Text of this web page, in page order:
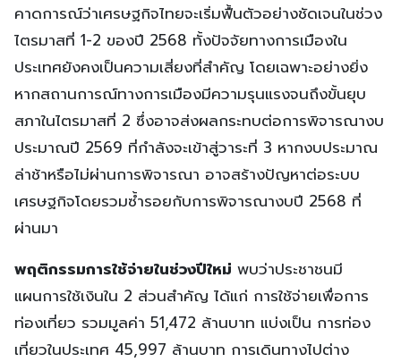
คาดการณ์ว่าเศรษฐกิจไทยจะเริ่มฟื้นตัวอย่างชัดเจนในช่วง
ไตรมาสที่ 1-2 ของปี 2568 ทั้งปัจจัยทางการเมืองใน
ประเทศยังคงเป็นความเสี่ยงที่สำคัญ โดยเฉพาะอย่างยิ่ง
หากสถานการณ์ทางการเมืองมีความรุนแรงจนถึงขั้นยุบ
สภาในไตรมาสที่ 2 ซึ่งอาจส่งผลกระทบต่อการพิจารณางบ
ประมาณปี 2569 ที่กำลังจะเข้าสู่วาระที่ 3 หากงบประมาณ
ล่าช้าหรือไม่ผ่านการพิจารณา อาจสร้างปัญหาต่อระบบ
เศรษฐกิจโดยรวมซ้ำรอยกับการพิจารณางบปี 2568 ที่
ผ่านมา
พฤติกรรมการใช้จ่ายในช่วงปีใหม่ พบว่าประชาชนมี
แผนการใช้เงินใน 2 ส่วนสำคัญ ได้แก่ การใช้จ่ายเพื่อการ
ท่องเที่ยว รวมมูลค่า 51,472 ล้านบาท แบ่งเป็น การท่อง
เที่ยวในประเทศ 45,997 ล้านบาท การเดินทางไปต่าง